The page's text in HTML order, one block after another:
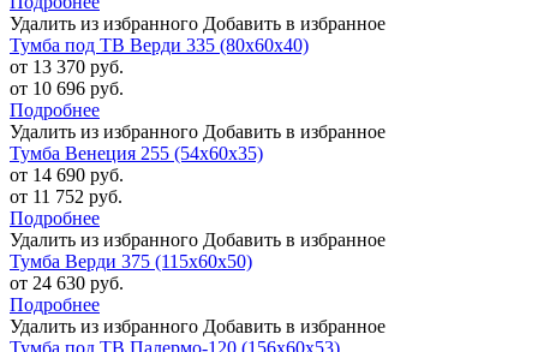
Удалить из избранного Добавить в избранное
Тумба под ТВ Верди 335 (80х60х40)
от 13 370 руб.
от 10 696 руб.
Подробнее
Удалить из избранного Добавить в избранное
Тумба Венеция 255 (54х60х35)
от 14 690 руб.
от 11 752 руб.
Подробнее
Удалить из избранного Добавить в избранное
Тумба Верди 375 (115х60х50)
от 24 630 руб.
Подробнее
Удалить из избранного Добавить в избранное